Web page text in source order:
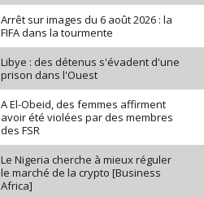
Arrêt sur images du 6 août 2026 : la
FIFA dans la tourmente
Libye : des détenus s'évadent d'une
prison dans l'Ouest
A El-Obeid, des femmes affirment
avoir été violées par des membres
des FSR
Le Nigeria cherche à mieux réguler
le marché de la crypto [Business
Africa]